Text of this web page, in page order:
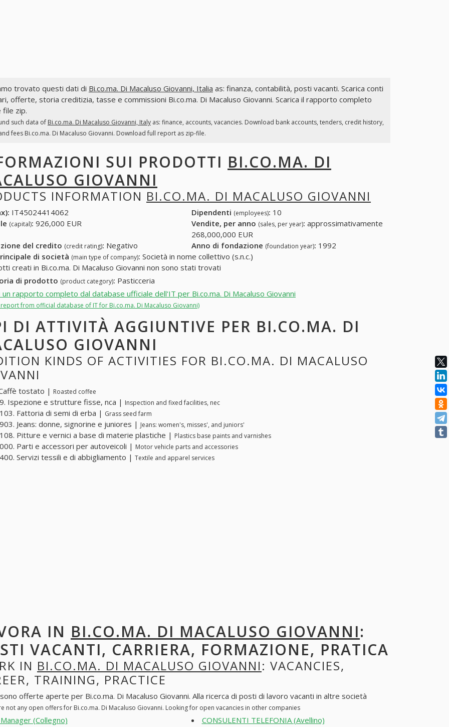
trovato questi dati di Bi.co.ma. Di Macaluso Giovanni, Italia as: finanza, contabilità, posti vacanti. Scarica conti
offerte, storia creditizia, tasse e commissioni Bi.co.ma. Di Macaluso Giovanni. Scarica il rapporto completo
file zip.
such data of Bi.co.ma. Di Macaluso Giovanni, Italyas: finance, accounts, vacancies. Download bank accounts, tenders, credit history,
fees Bi.co.ma. Di Macaluso Giovanni. Download full report as zip-file.
SUI PRODOTTI BI.CO.MA. DI
GIOVANNI
INFORMATION BI.CO.MA. DI MACALUSO GIOVANNI
IT45024414062 Dipendenti (employees): 10
(capital): 926,000 EUR Vendite, per anno (sales, per year): approssimativamente
268,000,000 EUR
del credito (credit rating): Negativo Anno di fondazione (foundation year): 1992
di società (main type of company): Società in nome collettivo (s.n.c.)
creati in Bi.co.ma. Di Macaluso Giovanni non sono stati trovati
di prodotto (product category): Pasticceria
rapporto completo dal database ufficiale dell'IT per Bi.co.ma. Di Macaluso Giovanni
from official database of IT for Bi.co.ma. Di Macaluso Giovanni)
DI ATTIVITÀ AGGIUNTIVE PER BI.CO.MA. DI
GIOVANNI
KINDS OF ACTIVITIES FOR BI.CO.MA. DI MACALUSO
tostato | Roasted coffee
Ispezione e strutture fisse, nca | Inspection and fixed facilities, nec
Fattoria di semi di erba | Grass seed farm
Jeans: donne, signorine e juniores | Jeans: women's, misses', and juniors'
Pitture e vernici a base di materie plastiche | Plastics base paints and varnishes
Parti e accessori per autoveicoli | Motor vehicle parts and accessories
Servizi tessili e di abbigliamento | Textile and apparel services
IN BI.CO.MA. DI MACALUSO GIOVANNI:
VACANTI, CARRIERA, FORMAZIONE, PRATICA
IN BI.CO.MA. DI MACALUSO GIOVANNI: VACANCIES,
TRAINING, PRACTICE
offerte aperte per Bi.co.ma. Di Macaluso Giovanni. Alla ricerca di posti di lavoro vacanti in altre società
not any open offers for Bi.co.ma. Di Macaluso Giovanni. Looking for open vacancies in other companies
(Collegno)
CONSULENTI TELEFONIA (Avellino)